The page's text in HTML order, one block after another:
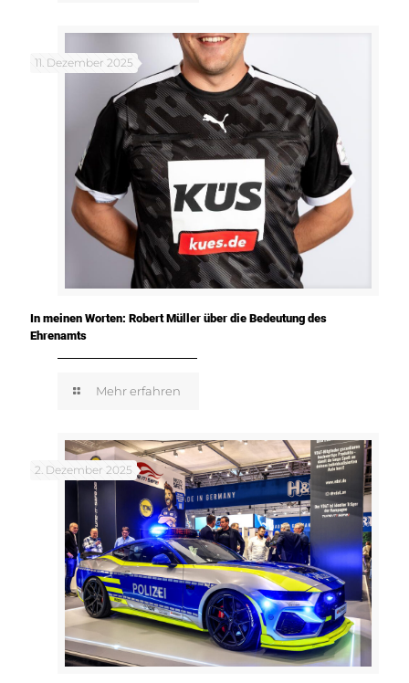
11. Dezember 2025
In meinen Worten: Robert Müller über die Bedeutung des
Ehrenamts
Mehr erfahren
2. Dezember 2025